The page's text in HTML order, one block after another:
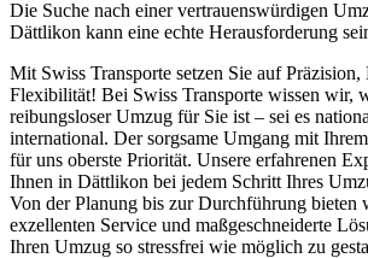
Die Suche nach einer vertrauenswürdigen
Dättlikon kann eine echte Herausforderung
Mit Swiss Transporte setzen Sie auf Präzision,
Flexibilität! Bei Swiss Transporte wissen wir,
reibungsloser Umzug für Sie ist – sei es
international. Der sorgsame Umgang mit
für uns oberste Priorität. Unsere erfahrenen
Ihnen in Dättlikon bei jedem Schritt Ihres
Von der Planung bis zur Durchführung bieten
exzellenten Service und maßgeschneiderte
Ihren Umzug so stressfrei wie möglich zu